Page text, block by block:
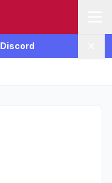
Discord